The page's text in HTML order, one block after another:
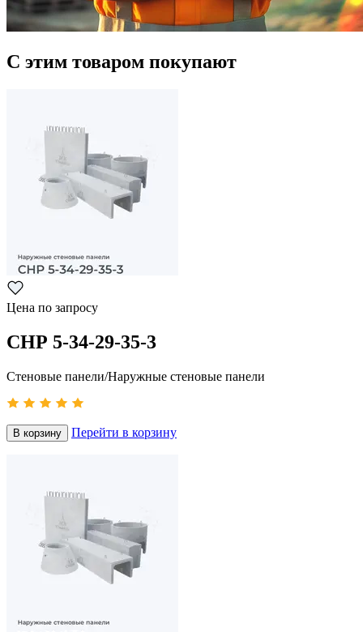
С этим товаром покупают
Цена по запросу
СНР 5-34-29-35-3
Стеновые панели/Наружные стеновые панели
В корзину Перейти в корзину